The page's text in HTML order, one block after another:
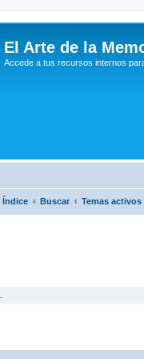
El Arte de la
Accede a tus recursos internos
Índice Buscar Temas activos